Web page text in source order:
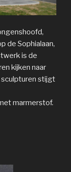
de Sophialaan,
is de
kijken naar
stijgt
marmerstof.